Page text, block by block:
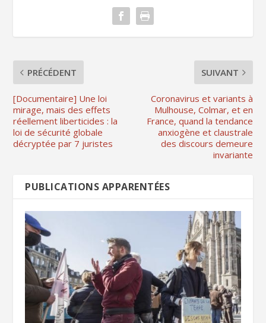
PRÉCÉDENT
[Documentaire] Une loi
mirage, mais des effets
réellement liberticides : la
loi de sécurité globale
décryptée par 7 juristes
SUIVANT
Coronavirus et variants à
Mulhouse, Colmar, et en
France, quand la tendance
anxiogène et claustrale
des discours demeure
invariante
PUBLICATIONS APPARENTÉES